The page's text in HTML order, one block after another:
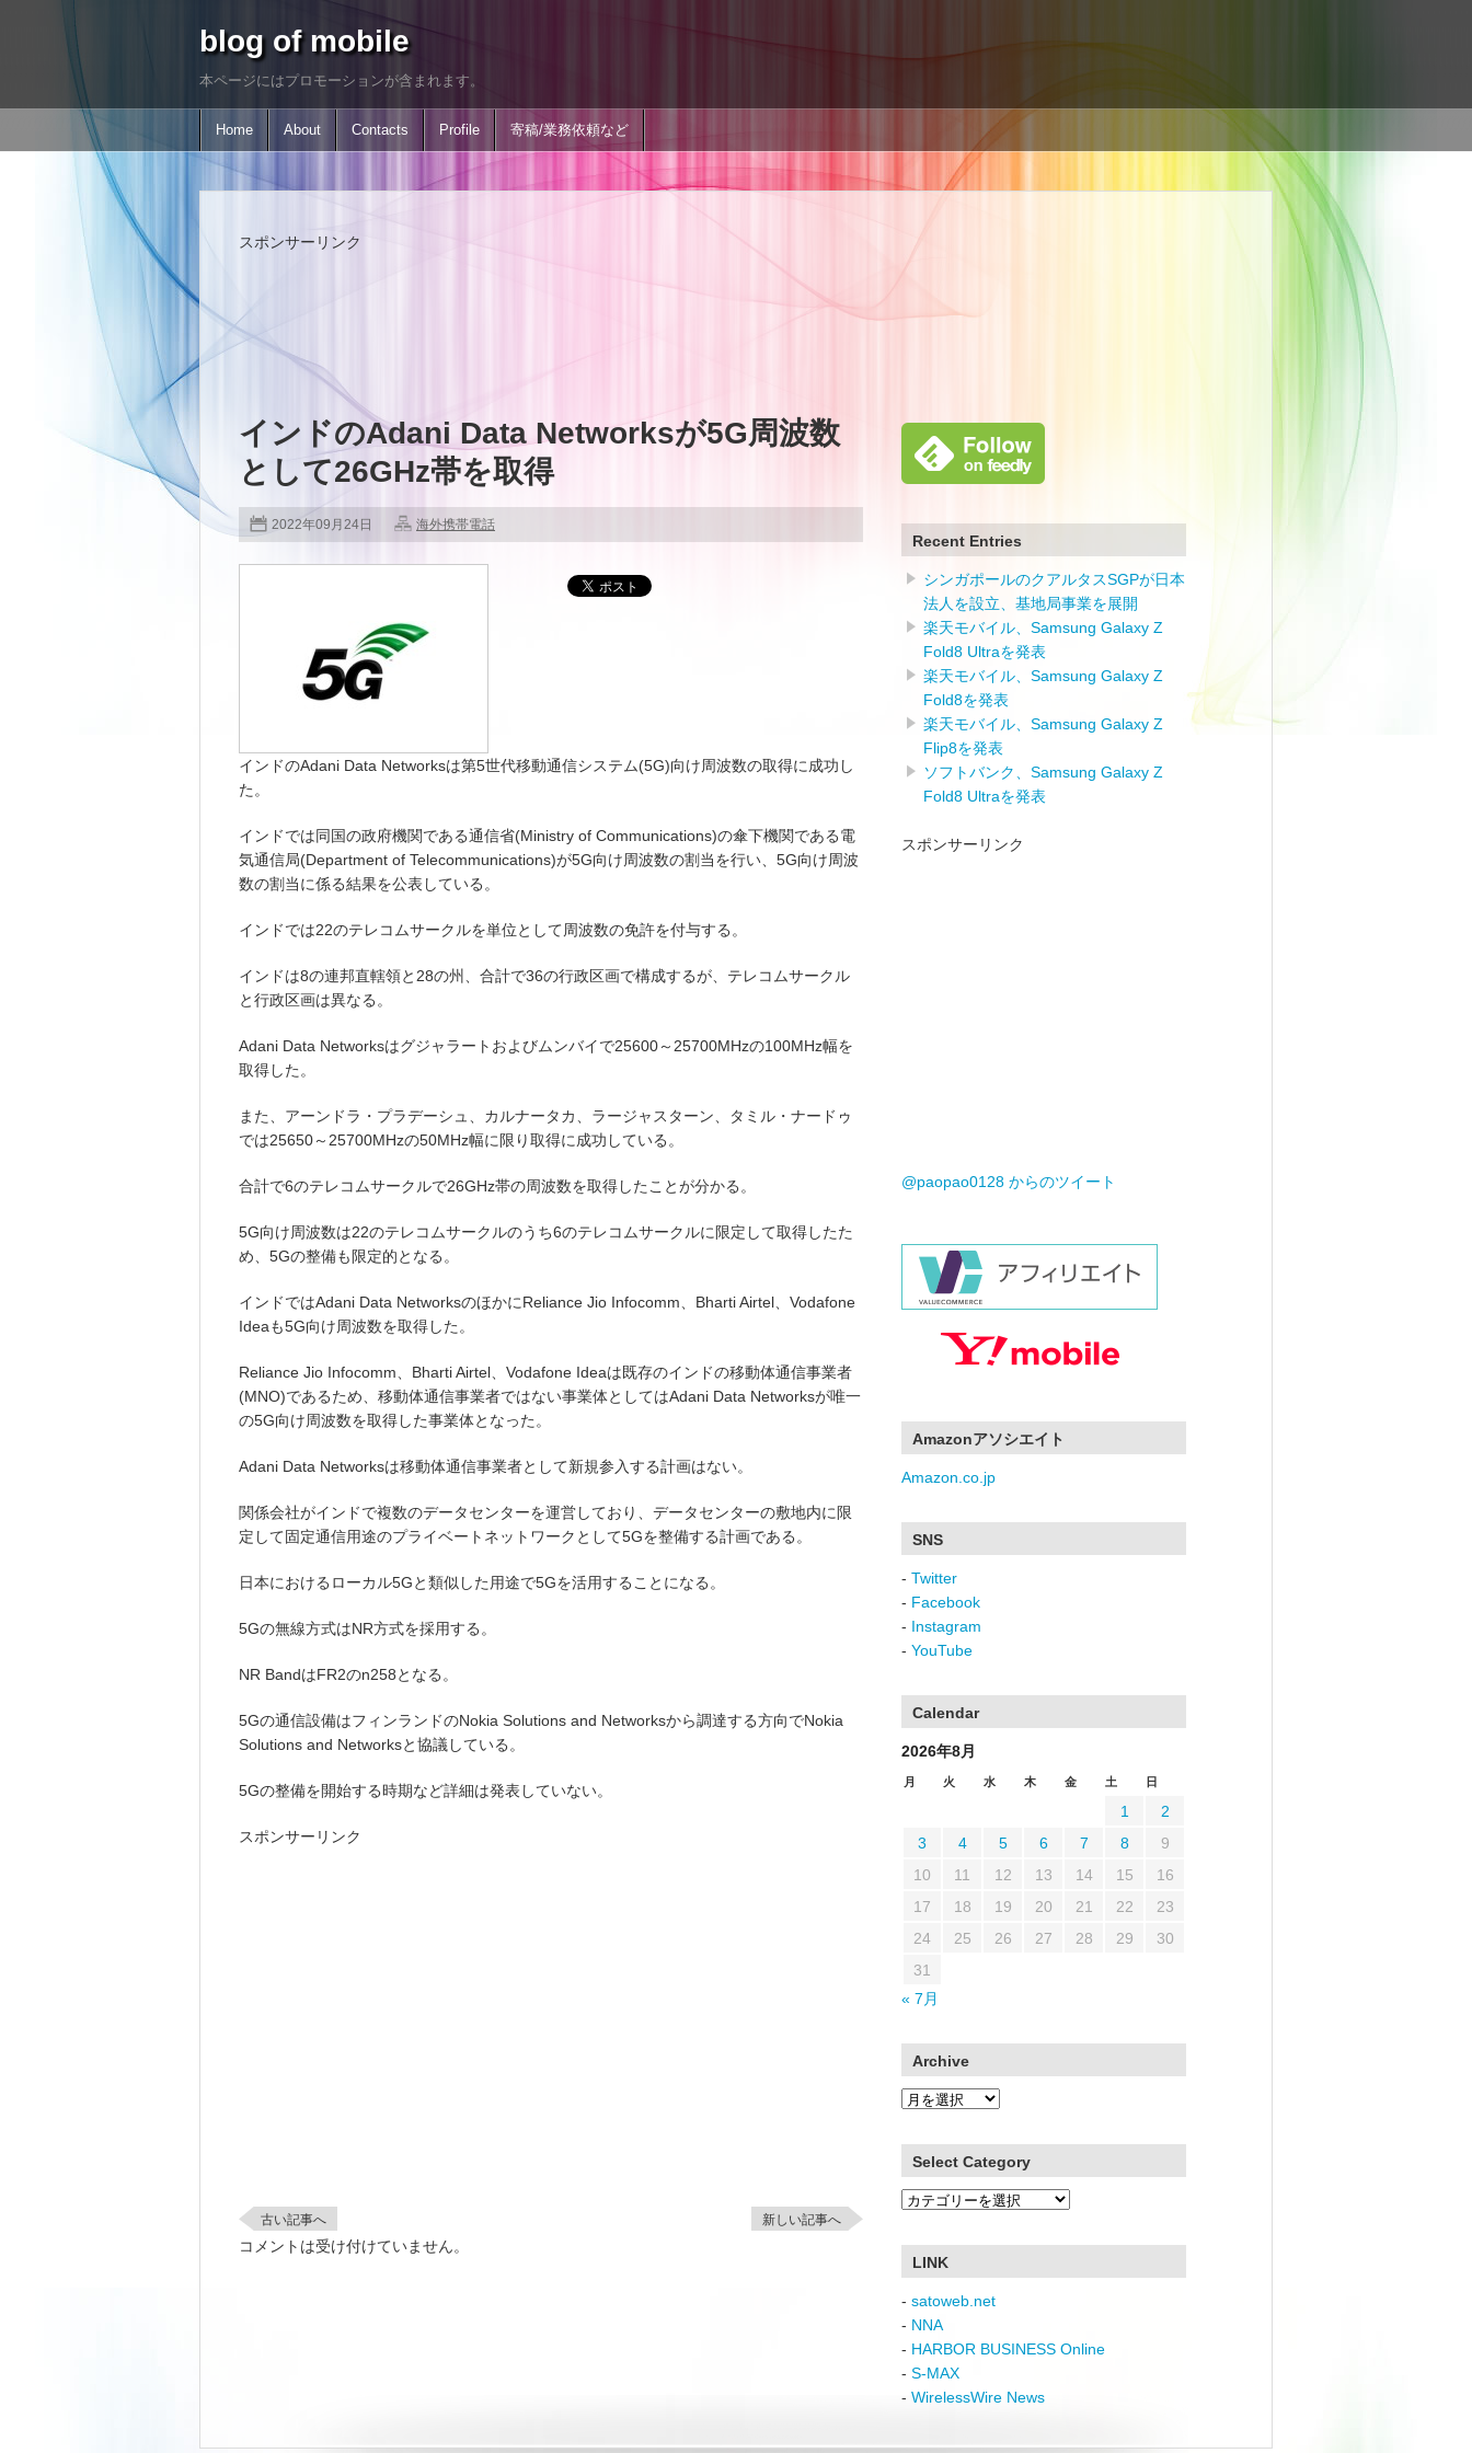
blog of mobile
本ページにはプロモーションが含まれます。
Home About Contacts Profile 寄稿/業務依頼など
スポンサーリンク
インドのAdani Data Networksが5G周波数
として26GHz帯を取得
2022年09月24日 海外携帯電話
インドのAdani Data Networksは第5世代移動通信システム(5G)向け周波数の取得に成功し
た。
インドでは同国の政府機関である通信省(Ministry of Communications)の傘下機関である電
気通信局(Department of Telecommunications)が5G向け周波数の割当を行い、5G向け周波
数の割当に係る結果を公表している。
インドでは22のテレコムサークルを単位として周波数の免許を付与する。
インドは8の連邦直轄領と28の州、合計で36の行政区画で構成するが、テレコムサークル
と行政区画は異なる。
Adani Data Networksはグジャラートおよびムンバイで25600～25700MHzの100MHz幅を
取得した。
また、アーンドラ・プラデーシュ、カルナータカ、ラージャスターン、タミル・ナードゥ
では25650～25700MHzの50MHz幅に限り取得に成功している。
合計で6のテレコムサークルで26GHz帯の周波数を取得したことが分かる。
5G向け周波数は22のテレコムサークルのうち6のテレコムサークルに限定して取得したた
め、5Gの整備も限定的となる。
インドではAdani Data NetworksのほかにReliance Jio Infocomm、Bharti Airtel、Vodafone
Ideaも5G向け周波数を取得した。
Reliance Jio Infocomm、Bharti Airtel、Vodafone Ideaは既存のインドの移動体通信事業者
(MNO)であるため、移動体通信事業者ではない事業体としてはAdani Data Networksが唯一
の5G向け周波数を取得した事業体となった。
Adani Data Networksは移動体通信事業者として新規参入する計画はない。
関係会社がインドで複数のデータセンターを運営しており、データセンターの敷地内に限
定して固定通信用途のプライベートネットワークとして5Gを整備する計画である。
日本におけるローカル5Gと類似した用途で5Gを活用することになる。
5Gの無線方式はNR方式を採用する。
NR BandはFR2のn258となる。
5Gの通信設備はフィンランドのNokia Solutions and Networksから調達する方向でNokia
Solutions and Networksと協議している。
5Gの整備を開始する時期など詳細は発表していない。
スポンサーリンク
古い記事へ 新しい記事へ
コメントは受け付けていません。
Recent Entries
シンガポールのクアルタスSGPが日本
法人を設立、基地局事業を展開
楽天モバイル、Samsung Galaxy Z
Fold8 Ultraを発表
楽天モバイル、Samsung Galaxy Z
Fold8を発表
楽天モバイル、Samsung Galaxy Z
Flip8を発表
ソフトバンク、Samsung Galaxy Z
Fold8 Ultraを発表
スポンサーリンク
@paopao0128 からのツイート
Amazonアソシエイト
Amazon.co.jp
SNS
- Twitter
- Facebook
- Instagram
- YouTube
Calendar
2026年8月
月 火 水 木 金 土 日
1
2
3
4 5 6 7 8
9
10
11 12 13 14 15
16
17
18 19 20 21 22
23
24
25 26 27 28 29
30
31
« 7月
Archive
Archive
Select Category
Select
LINK
- satoweb.net
- NNA
- HARBOR BUSINESS Online
- S-MAX
- WirelessWire News